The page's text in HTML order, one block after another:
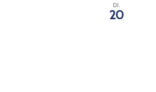
DI.
20